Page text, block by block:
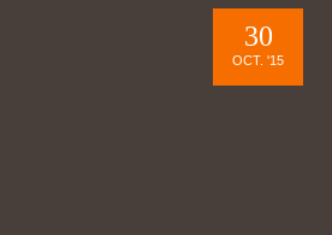
30
OCT. '15